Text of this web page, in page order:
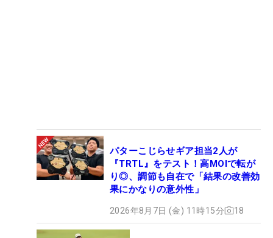
パターこじらせギア担当2人が
『TRTL』をテスト！高MOIで転が
り◎、調節も自在で「結果の改善効
果にかなりの意外性」
2026年8月7日 (金) 11時15分 18